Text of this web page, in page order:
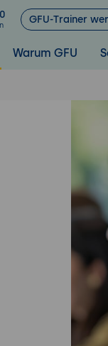
GFU-Trainer
Warum GFU